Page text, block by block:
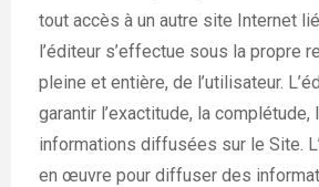
tout accès à un autre site Internet
l’éditeur s’effectue sous la propre
pleine et entière, de l’utilisateur.
garantir l’exactitude, la complétude,
informations diffusées sur le Site.
en œuvre pour diffuser des